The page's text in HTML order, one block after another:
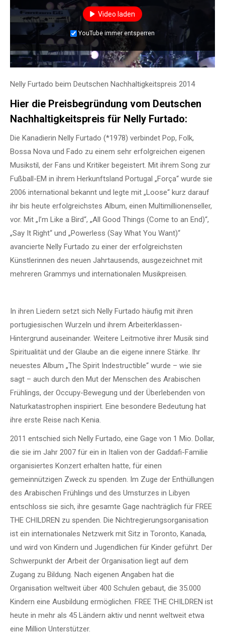
Video laden
YouTube immer entsperren
Nelly Furtado beim Deutschen Nachhaltigkeitspreis 2014
Hier die Preisbegründung vom Deutschen
Nachhaltigkeitspreis für Nelly Furtado:
Die Kanadierin Nelly Furtado (*1978) verbindet Pop, Folk,
Bossa Nova und Fado zu einem sehr erfolgreichen eigenen
Musikstil, der Fans und Kritiker begeistert. Mit ihrem Song zur
Fußball-EM in ihrem Herkunftsland Portugal „Força“ wurde sie
2006 international bekannt und legte mit „Loose“ kurz darauf
ihr bis heute erfolgreichstes Album, einen Multimillionenseller,
vor. Mit „I’m Like a Bird“, „All Good Things (Come to an End)“,
„Say It Right“ und „Powerless (Say What You Want)“
avancierte Nelly Furtado zu einer der erfolgreichsten
Künstlerinnen des neuen Jahrtausends, ausgezeichnet mit
mehreren Grammys und internationalen Musikpreisen.
In ihren Liedern setzt sich Nelly Furtado häufig mit ihren
portugiesischen Wurzeln und ihrem Arbeiterklassen-
Hintergrund auseinander. Weitere Leitmotive ihrer Musik sind
Spiritualität und der Glaube an die eigene innere Stärke. Ihr
neuestes Album „The Spirit Indestructible“ wurde – wie sie
sagt – auch durch den Mut der Menschen des Arabischen
Frühlings, der Occupy-Bewegung und der Überlebenden von
Naturkatastrophen inspiriert. Eine besondere Bedeutung hat
ihre erste Reise nach Kenia.
2011 entschied sich Nelly Furtado, eine Gage von 1 Mio. Dollar,
die sie im Jahr 2007 für ein in Italien von der Gaddafi-Familie
organisiertes Konzert erhalten hatte, für einen
gemeinnützigen Zweck zu spenden. Im Zuge der Enthüllungen
des Arabischen Frühlings und des Umsturzes in Libyen
entschloss sie sich, ihre gesamte Gage nachträglich für FREE
THE CHILDREN zu spenden. Die Nichtregierungsorganisation
ist ein internationales Netzwerk mit Sitz in Toronto, Kanada,
und wird von Kindern und Jugendlichen für Kinder geführt. Der
Schwerpunkt der Arbeit der Organisation liegt auf dem
Zugang zu Bildung. Nach eigenen Angaben hat die
Organisation weltweit über 400 Schulen gebaut, die 35.000
Kindern eine Ausbildung ermöglichen. FREE THE CHILDREN ist
heute in mehr als 45 Ländern aktiv und nennt weltweit etwa
eine Million Unterstützer.